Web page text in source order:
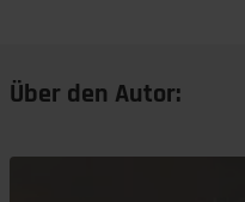
Über den Autor: